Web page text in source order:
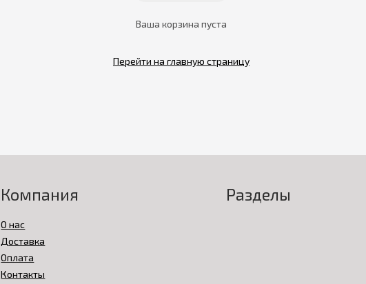
Ваша корзина пуста
Перейти на главную страницу
Компания
О нас
Доставка
Оплата
Контакты
Разделы